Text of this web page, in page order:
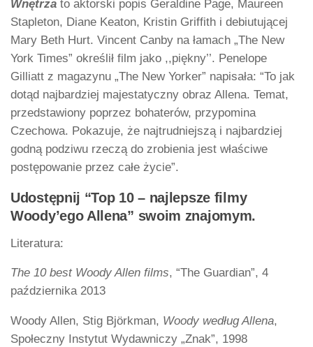
Wnętrza to aktorski popis Geraldine Page, Maureen
Stapleton, Diane Keaton, Kristin Griffith i debiutującej
Mary Beth Hurt. Vincent Canby na łamach „The New
York Times” określił film jako ,,piękny’’. Penelope
Gilliatt z magazynu „The New Yorker” napisała: “To jak
dotąd najbardziej majestatyczny obraz Allena. Temat,
przedstawiony poprzez bohaterów, przypomina
Czechowa. Pokazuje, że najtrudniejszą i najbardziej
godną podziwu rzeczą do zrobienia jest właściwe
postępowanie przez całe życie”.
Udostępnij “Top 10 – najlepsze filmy
Woody’ego Allena” swoim znajomym.
Literatura:
The 10 best Woody Allen films, “The Guardian”, 4
października 2013
Woody Allen, Stig Björkman, Woody według Allena,
Społeczny Instytut Wydawniczy „Znak”, 1998